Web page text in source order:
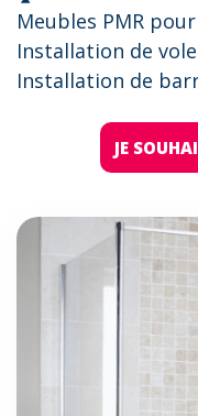
Meubles PMR
Installation de
Installation de
JE